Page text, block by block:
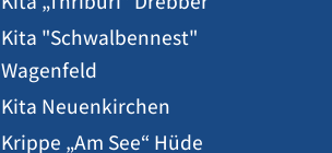
Kita "Schwalbennest"
Wagenfeld
Kita Neuenkirchen
Krippe „Am See“ Hüde